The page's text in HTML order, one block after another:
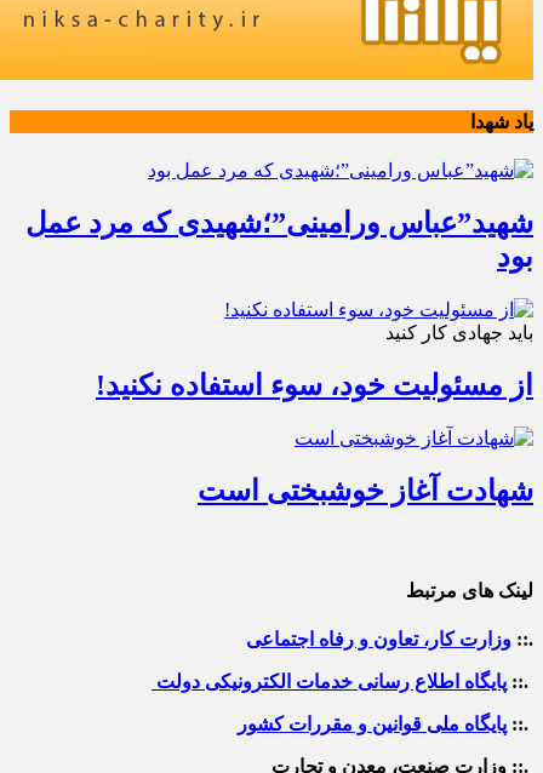
یاد شهدا
شهید”عباس ورامینی”؛شهیدی که مرد عمل
بود
باید جهادی کار کنید
از مسئولیت خود، سوء استفاده نکنید!
شهادت آغاز خوشبختی است
لینک های مرتبط
.:: وزارت کار، تعاون و رفاه اجتماعی
.:: پایگاه اطلاع رسانی خدمات الکترونیکی دولت
.:: پایگاه ملی قوانین و مقررات کشور
.:: وزارت صنعت، معدن و تجارت